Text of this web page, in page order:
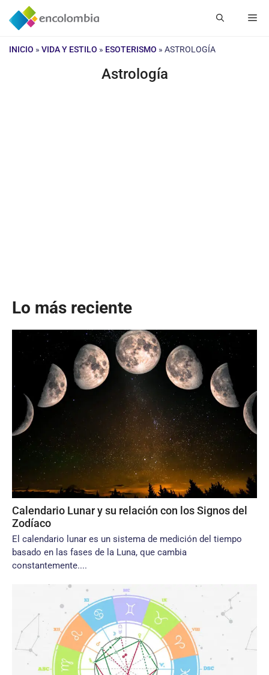
Saltar
INICIO » VIDA Y ESTILO » ESOTERISMO » ASTROLOGÍA
Astrología
Lo más reciente
Calendario Lunar y su relación con los Signos del
Zodíaco
El calendario lunar es un sistema de medición del tiempo
basado en las fases de la Luna, que cambia
constantemente....